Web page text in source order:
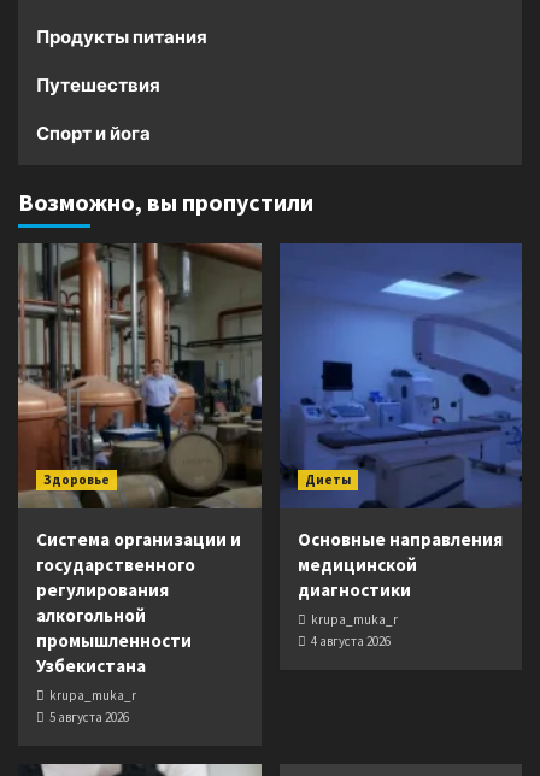
Продукты питания
Путешествия
Спорт и йога
Возможно, вы пропустили
Здоровье
Система организации и
государственного
регулирования
алкогольной
промышленности
Узбекистана
krupa_muka_r
5 августа 2026
Диеты
Основные направления
медицинской
диагностики
krupa_muka_r
4 августа 2026